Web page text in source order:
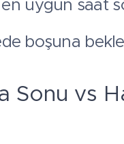
uygun saat
boşuna
Sonu vs